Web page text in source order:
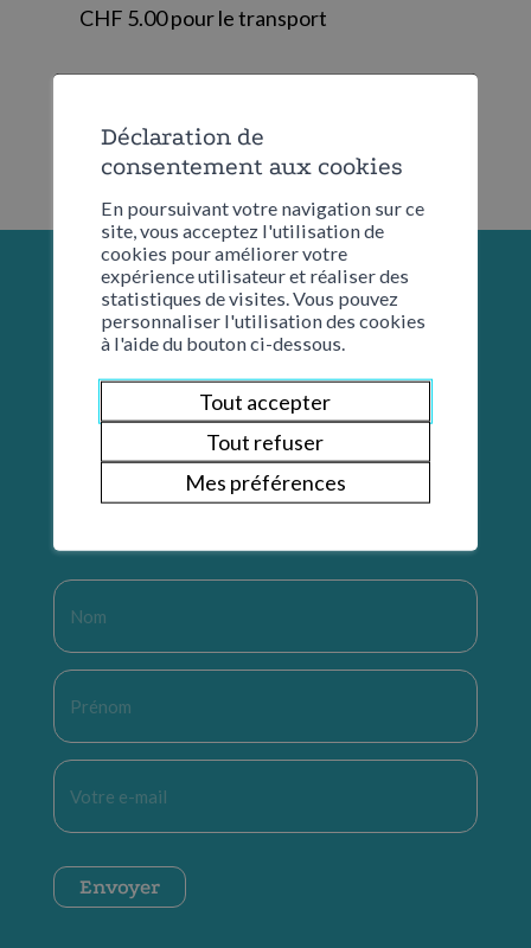
CHF 5.00 pour le transport
Nom
Prénom
E-
mail
CAPTCHA
Envoyer
Déclaration de
consentement aux cookies
En poursuivant votre navigation sur ce
site, vous acceptez l'utilisation de
cookies pour améliorer votre
expérience utilisateur et réaliser des
statistiques de visites. Vous pouvez
personnaliser l'utilisation des cookies
à l'aide du bouton ci-dessous.
Tout accepter
Tout refuser
Mes préférences